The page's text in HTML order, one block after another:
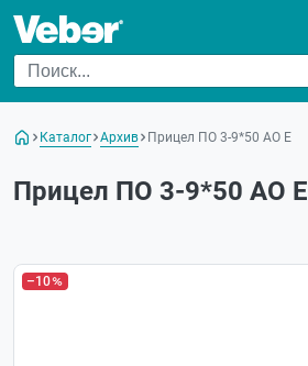
Каталог Архив Прицел ПО 3-9*50 АО Е
Прицел ПО 3-9*50 АО Е
–10